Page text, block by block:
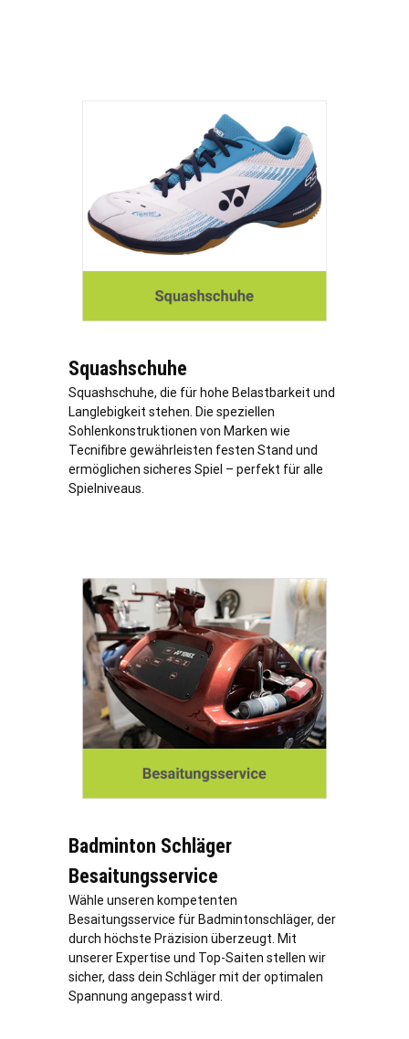
Squashschuhe
Squashschuhe, die für hohe Belastbarkeit und
Langlebigkeit stehen. Die speziellen
Sohlenkonstruktionen von Marken wie
Tecnifibre gewährleisten festen Stand und
ermöglichen sicheres Spiel – perfekt für alle
Spielniveaus.
Badminton Schläger
Besaitungsservice
Wähle unseren kompetenten
Besaitungsservice für Badmintonschläger, der
durch höchste Präzision überzeugt. Mit
unserer Expertise und Top-Saiten stellen wir
sicher, dass dein Schläger mit der optimalen
Spannung angepasst wird.